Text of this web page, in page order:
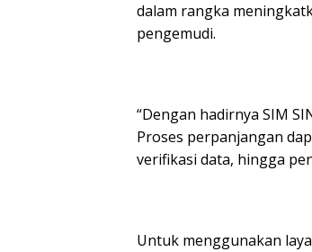
dalam rangka
pengemudi.
“Dengan hadirnya SIM
Proses perpanjangan
verifikasi data, hingga
Untuk menggunakan